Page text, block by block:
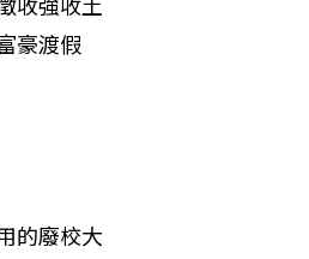
豪渡假
的廢校大